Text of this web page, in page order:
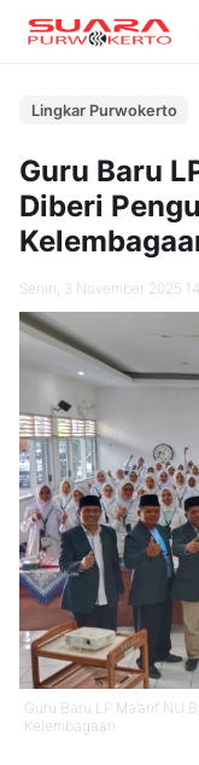
Lingkar Purwokerto
Guru Baru
Diberi
Senin, 3 November 2025
Guru Baru LP Ma’arif NU
Kelembagaan